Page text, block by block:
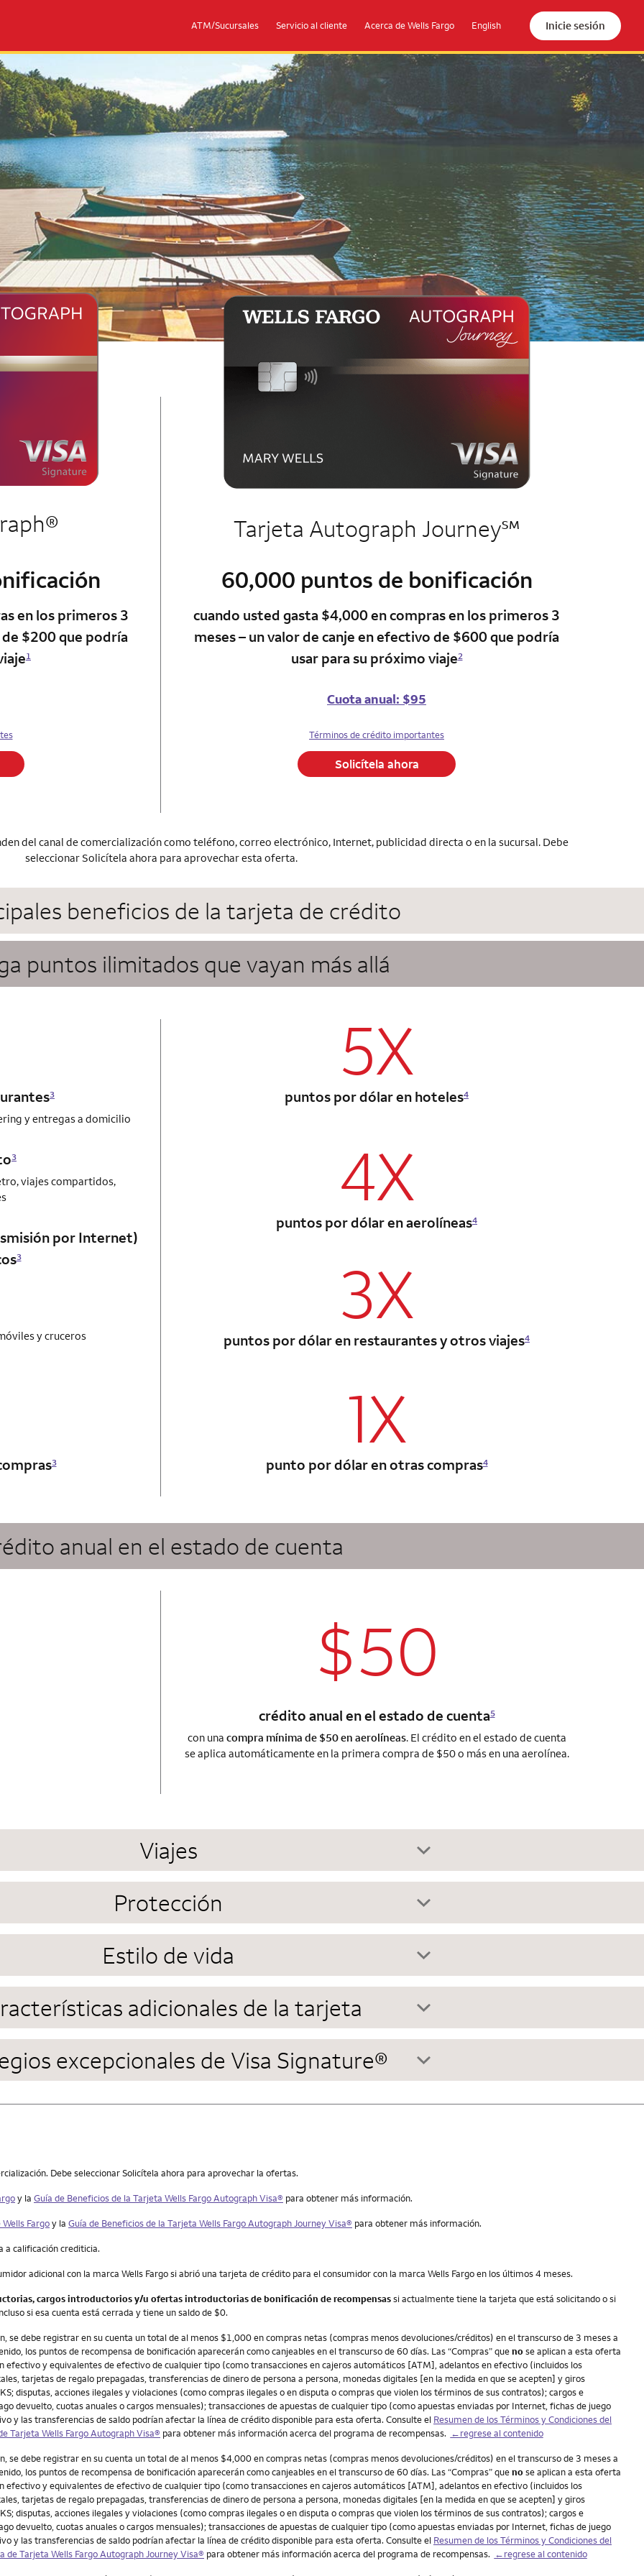
ATM/Sucursales Servicio al cliente Acerca de Wells Fargo English Inicie sesión
Journey℠ DualBoats docked in a lake
Tarjeta Autograph Journeyservice mark
℠
card
en los primeros 3
$200 que podría
1
column 2 Autograph Journey card
60,000 puntos de bonificación
cuando usted gasta $4,000 en compras en los primeros 3
meses – un valor de canje en efectivo de $600 que podría
usar para su próximo viaje2
Cuota anual: $95
Términos de crédito importantes
Solicítela ahora
del canal de comercialización como teléfono, correo electrónico, Internet, publicidad directa o en la sucursal. Debe
seleccionar Solicítela ahora para aprovechar esta oferta.
beneficios de la tarjeta de crédito
puntos ilimitados que vayan más allá
3
y entregas a domicilio
5X
puntos por dólar en hoteles4
card
3
viajes compartidos,
por Internet)
3
y cruceros
column 2 Autograph Journey card
4X
puntos por dólar en aerolíneas4
3X
puntos por dólar en restaurantes y otros viajes4
card
3
column 2 Autograph Journey card
1X
punto por dólar en otras compras4
anual en el estado de cuenta
card $50
crédito anual en el estado de cuenta5
con una compra mínima de $50 en aerolíneas. El crédito en el estado de cuenta
se aplica automáticamente en la primera compra de $50 o más en una aerolínea.
Viajes
Protección
Estilo de vida
adicionales de la tarjeta
excepcionales de Visa Signature®
Debe seleccionar Solicítela ahora para aprovechar la ofertas.
y la Guía de Beneficios de la Tarjeta Wells Fargo Autograph Visa® para obtener más información.
Fargoy la Guía de Beneficios de la Tarjeta Wells Fargo Autograph Journey Visa® para obtener más información.
a calificación crediticia.
adicional con la marca Wells Fargo si abrió una tarjeta de crédito para el consumidor con la marca Wells Fargo en los últimos 4 meses.
cargos introductorios y/u ofertas introductorias de bonificación de recompensassi actualmente tiene la tarjeta que está solicitando o si
si esa cuenta está cerrada y tiene un saldo de $0.
se debe registrar en su cuenta un total de al menos $1,000 en compras netas (compras menos devoluciones/créditos) en el transcurso de 3 meses a
los puntos de recompensa de bonificación aparecerán como canjeables en el transcurso de 60 días. Las “Compras” quenose aplican a esta oferta
efectivo y equivalentes de efectivo de cualquier tipo (como transacciones en cajeros automáticos [ATM], adelantos en efectivo (incluidos los
tarjetas de regalo prepagadas, transferencias de dinero de persona a persona, monedas digitales [en la medida en que se acepten] y giros
disputas, acciones ilegales y violaciones (como compras ilegales o en disputa o compras que violen los términos de sus contratos); cargos e
devuelto, cuotas anuales o cargos mensuales); transacciones de apuestas de cualquier tipo (como apuestas enviadas por Internet, fichas de juego
y las transferencias de saldo podrían afectar la línea de crédito disponible para esta oferta. Consulte el Resumen de los Términos y Condiciones del
Tarjeta Wells Fargo Autograph Visa® para obtener más información acerca del programa de recompensas. ←regrese al contenido
se debe registrar en su cuenta un total de al menos $4,000 en compras netas (compras menos devoluciones/créditos) en el transcurso de 3 meses a
los puntos de recompensa de bonificación aparecerán como canjeables en el transcurso de 60 días. Las “Compras” quenose aplican a esta oferta
efectivo y equivalentes de efectivo de cualquier tipo (como transacciones en cajeros automáticos [ATM], adelantos en efectivo (incluidos los
tarjetas de regalo prepagadas, transferencias de dinero de persona a persona, monedas digitales [en la medida en que se acepten] y giros
disputas, acciones ilegales y violaciones (como compras ilegales o en disputa o compras que violen los términos de sus contratos); cargos e
devuelto, cuotas anuales o cargos mensuales); transacciones de apuestas de cualquier tipo (como apuestas enviadas por Internet, fichas de juego
y las transferencias de saldo podrían afectar la línea de crédito disponible para esta oferta. Consulte el Resumen de los Términos y Condiciones del
de Tarjeta Wells Fargo Autograph Journey Visa® para obtener más información acerca del programa de recompensas. ←regrese al contenido